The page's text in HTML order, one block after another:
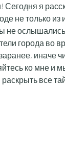
Сегодня я
не только из
не
города во
иначе
ко мне и
все